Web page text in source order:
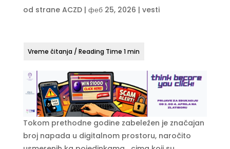
od strane ACZD| феб 25, 2026 | vesti
Tokom prethodne godine zabeležen je značajan
broj napada u digitalnom prostoru, naročito